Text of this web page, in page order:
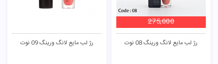
رژ لب مایع لانگ ورینگ 08 نوت
275,000
رژ لب مایع لانگ ورینگ 09 نوت